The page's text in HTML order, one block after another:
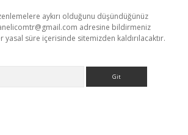
aykırı olduğunu düşündüğünüz
adresine bildirmeniz
yasal süre içerisinde sitemizden kaldırılacaktır.